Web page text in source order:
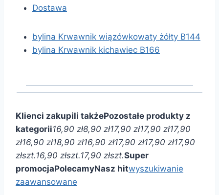
Dostawa
bylina Krwawnik wiązówkowaty żółty B144
bylina Krwawnik kichawiec B166
Klienci zakupili takżePozostałe produkty z
kategorii16,90 zł8,90 zł17,90 zł17,90 zł17,90
zł16,90 zł18,90 zł16,90 zł17,90 zł17,90 zł17,90
złszt.16,90 złszt.17,90 złszt.Super
promocjaPolecamyNasz hitwyszukiwanie
zaawansowane